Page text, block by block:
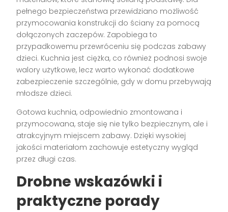
pełnego bezpieczeństwa przewidziano możliwość
przymocowania konstrukcji do ściany za pomocą
dołączonych zaczepów. Zapobiega to
przypadkowemu przewróceniu się podczas zabawy
dzieci. Kuchnia jest ciężka, co również podnosi swoje
walory użytkowe, lecz warto wykonać dodatkowe
zabezpieczenie szczególnie, gdy w domu przebywają
młodsze dzieci.
Gotowa kuchnia, odpowiednio zmontowana i
przymocowana, staje się nie tylko bezpiecznym, ale i
atrakcyjnym miejscem zabawy. Dzięki wysokiej
jakości materiałom zachowuje estetyczny wygląd
przez długi czas.
Drobne wskazówki i
praktyczne porady